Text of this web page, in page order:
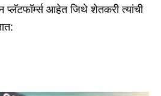
आहेत जिथे शेतकरी त्यांची